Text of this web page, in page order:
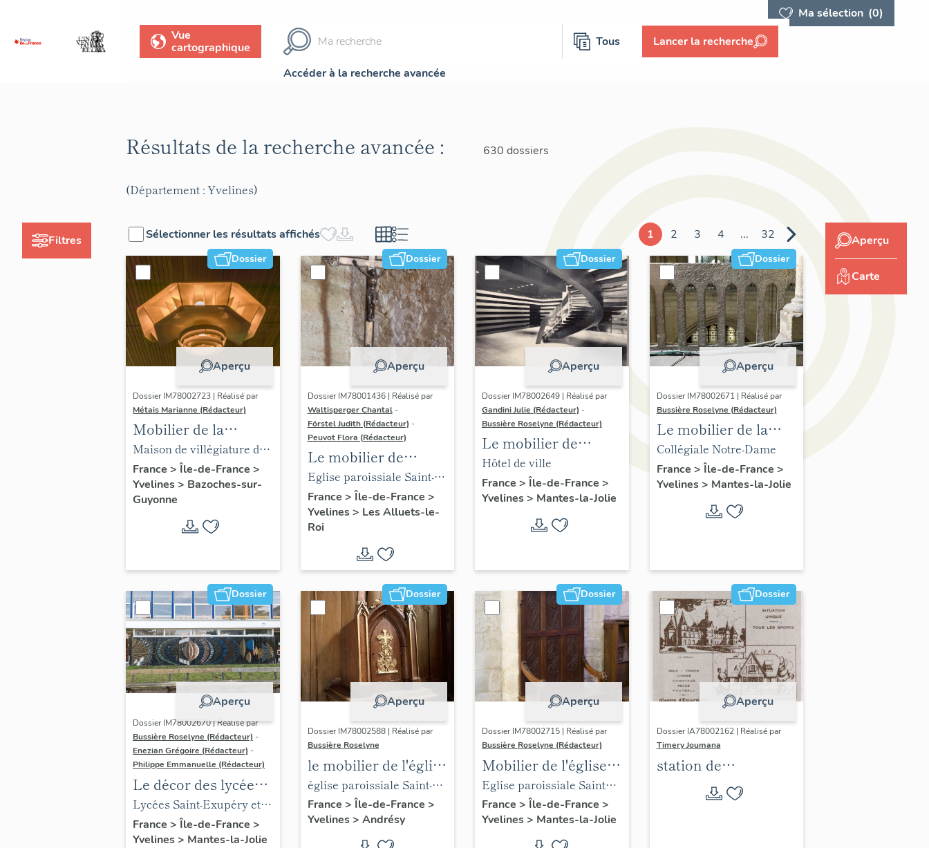
Ma sélection (0)
Vue
cartographique
Tous Lancer la recherche
Accéder à la recherche avancée
Filtres
Résultats de la recherche avancée : 630 dossiers
(Département : Yvelines)
Sélectionner les résultats affichés 1 2 3 4 ... 32
Dossier
Aperçu
Dossier IM78002723 | Réalisé par
Métais Marianne (Rédacteur)
Mobilier de la
maison Louis Carré
Maison de villégiature dite
maison Louis Carré
France > Île-de-France >
Yvelines> Bazoches-sur-
Guyonne
Dossier
Aperçu
Dossier IM78001436 | Réalisé par
Waltisperger Chantal -
Förstel Judith (Rédacteur) -
Peuvot Flora (Rédacteur)
Le mobilier de
l'église paroissiale
Saint-Nicolas
Eglise paroissiale Saint-
Nicolas
France > Île-de-France >
Yvelines> Les Alluets-le-
Roi
Dossier
Aperçu
Dossier IM78002649 | Réalisé par
Gandini Julie (Rédacteur) -
Bussière Roselyne (Rédacteur)
Le mobilier de
l'hôtel de ville
Hôtel de ville
France > Île-de-France >
Yvelines> Mantes-la-Jolie
Dossier
Aperçu
Dossier IM78002671 | Réalisé par
Bussière Roselyne (Rédacteur)
Le mobilier de la
collégiale
Collégiale Notre-Dame
France > Île-de-France >
Yvelines> Mantes-la-Jolie
Dossier
Aperçu
Dossier IM78002670 | Réalisé par
Bussière Roselyne (Rédacteur) -
Enezian Grégoire (Rédacteur) -
Philippe Emmanuelle (Rédacteur)
Le décor des lycées
de Mantes
Lycées Saint-Exupéry et
Jean Rostand
France > Île-de-France >
Yvelines> Mantes-la-Jolie
Dossier
Aperçu
Dossier IM78002588 | Réalisé par
Bussière Roselyne
le mobilier de l'église
Saint-Germain-de-
Paris (liste
supplémentaire)
église paroissiale Saint-
Germain
France > Île-de-France >
Yvelines> Andrésy
Dossier
Aperçu
Dossier IM78002715 | Réalisé par
Bussière Roselyne (Rédacteur)
Mobilier de l'église
Sainte-Anne de
Gassicourt
Eglise paroissiale Sainte-
Anne
France > Île-de-France >
Yvelines> Mantes-la-Jolie
Dossier
Aperçu
Dossier IA78002162 | Réalisé par
Timery Joumana
station de
villégiature
d'Elisabethville
Aperçu
Carte